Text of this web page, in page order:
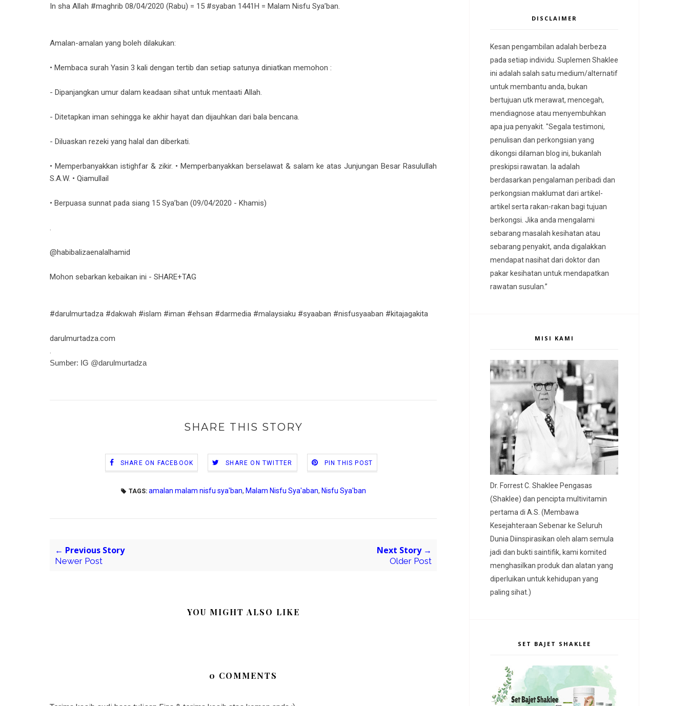
In sha Allah #maghrib 08/04/2020 (Rabu) = 15 #syaban 1441H = Malam Nisfu Sya’ban.
Amalan-amalan yang boleh dilakukan:
• Membaca surah Yasin 3 kali dengan tertib dan setiap satunya diniatkan memohon :
- Dipanjangkan umur dalam keadaan sihat untuk mentaati Allah.
- Ditetapkan iman sehingga ke akhir hayat dan dijauhkan dari bala bencana.
- Diluaskan rezeki yang halal dan diberkati.
• Memperbanyakkan istighfar & zikir. • Memperbanyakkan berselawat & salam ke atas Junjungan Besar Rasulullah
S.A.W. • Qiamullail
• Berpuasa sunnat pada siang 15 Sya’ban (09/04/2020 - Khamis)
.
@habibalizaenalalhamid
Mohon sebarkan kebaikan ini - SHARE+TAG
#darulmurtadza #dakwah #islam #iman #ehsan #darmedia #malaysiaku #syaaban #nisfusyaaban #kitajagakita
darulmurtadza.com
.
Sumber: IG @darulmurtadza
SHARE THIS STORY
SHARE ON FACEBOOK SHARE ON TWITTER PIN THIS POST
TAGS: amalan malam nisfu sya'ban, Malam Nisfu Sya'aban, Nisfu Sya'ban
← Previous Story
Newer Post
Next Story →
Older Post
YOU MIGHT ALSO LIKE
0 COMMENTS
DISCLAIMER
Kesan pengambilan adalah berbeza
pada setiap individu. Suplemen Shaklee
ini adalah salah satu medium/alternatif
untuk membantu anda, bukan
bertujuan utk merawat, mencegah,
mendiagnose atau menyembuhkan
apa jua penyakit. "Segala testimoni,
penulisan dan perkongsian yang
dikongsi dilaman blog ini, bukanlah
preskipsi rawatan. Ia adalah
berdasarkan pengalaman peribadi dan
perkongsian maklumat dari artikel-
artikel serta rakan-rakan bagi tujuan
berkongsi. Jika anda mengalami
sebarang masalah kesihatan atau
sebarang penyakit, anda digalakkan
mendapat nasihat dari doktor dan
pakar kesihatan untuk mendapatkan
rawatan susulan.”
MISI KAMI
Dr. Forrest C. Shaklee Pengasas
(Shaklee) dan pencipta multivitamin
pertama di A.S. (Membawa
Kesejahteraan Sebenar ke Seluruh
Dunia Diinspirasikan oleh alam semula
jadi dan bukti saintifik, kami komited
menghasilkan produk dan alatan yang
diperluikan untuk kehidupan yang
paling sihat.)
SET BAJET SHAKLEE